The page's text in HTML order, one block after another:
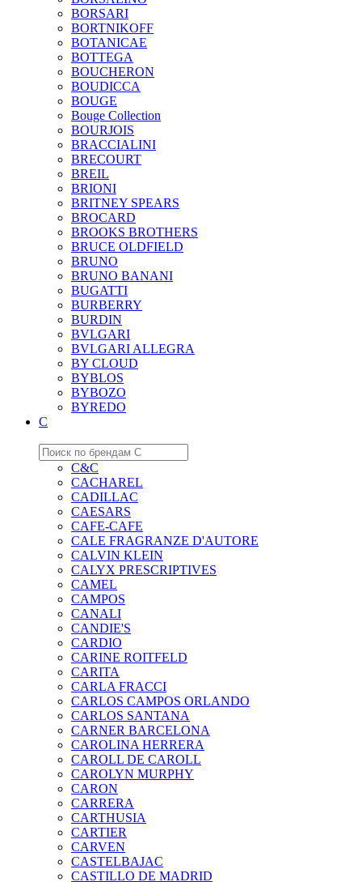
BORSARI
BORTNIKOFF
BOTANICAE
BOTTEGA
BOUCHERON
BOUDICCA
BOUGE
Bouge Collection
BOURJOIS
BRACCIALINI
BRECOURT
BREIL
BRIONI
BRITNEY SPEARS
BROCARD
BROOKS BROTHERS
BRUCE OLDFIELD
BRUNO
BRUNO BANANI
BUGATTI
BURBERRY
BURDIN
BVLGARI
BVLGARI ALLEGRA
BY CLOUD
BYBLOS
BYBOZO
BYREDO
C
C&C
CACHAREL
CADILLAC
CAESARS
CAFE-CAFE
CALE FRAGRANZE D'AUTORE
CALVIN KLEIN
CALYX PRESCRIPTIVES
CAMEL
CAMPOS
CANALI
CANDIE'S
CARDIO
CARINE ROITFELD
CARITA
CARLA FRACCI
CARLOS CAMPOS ORLANDO
CARLOS SANTANA
CARNER BARCELONA
CAROLINA HERRERA
CAROLL DE CAROLL
CAROLYN MURPHY
CARON
CARRERA
CARTHUSIA
CARTIER
CARVEN
CASTELBAJAC
CASTILLO DE MADRID